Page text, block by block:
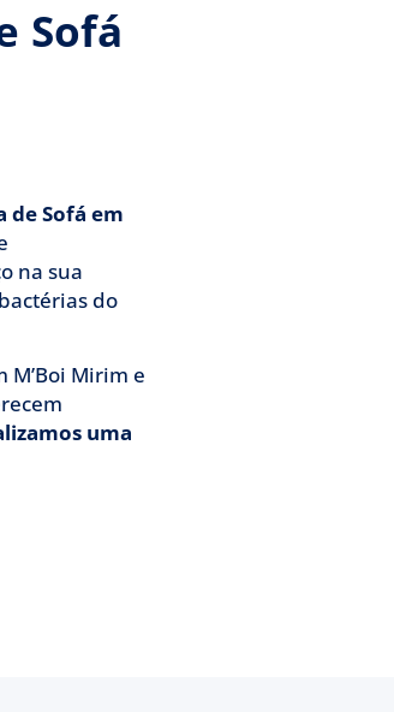
Sofá
de Sofáem
na sua
do
Mirim e
uma